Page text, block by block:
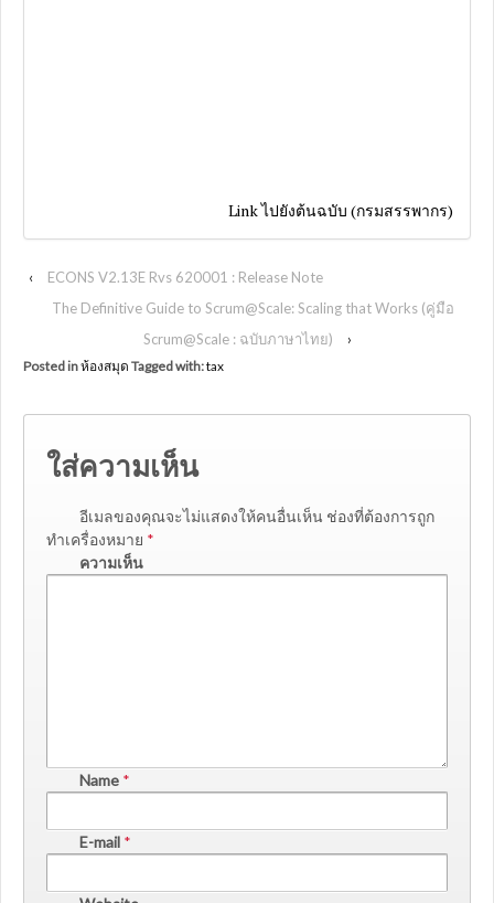
Link ไปยังต้นฉบับ (กรมสรรพากร)
‹
ECONS V2.13E Rvs 620001 : Release Note
The Definitive Guide to Scrum@Scale: Scaling that Works (คู่มือ
Scrum@Scale : ฉบับภาษาไทย)
›
Posted inห้องสมุด Tagged with:tax
ใส่ความเห็น
อีเมลของคุณจะไม่แสดงให้คนอื่นเห็น ช่องที่ต้องการถูก
ทำเครื่องหมาย *
ความเห็น
Name *
E-mail *